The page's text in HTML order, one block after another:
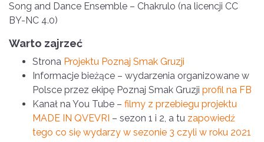
Song and Dance Ensemble – Chakrulo (na licencji CC
BY-NC 4.0)
Warto zajrzeć
Strona Projektu Poznaj Smak Gruzji
Informacje bieżące – wydarzenia organizowane w
Polsce przez ekipę Poznaj Smak Gruzji profil na FB
Kanał na You Tube – filmy z przebiegu projektu
MADE IN QVEVRI – sezon 1 i 2, a tu zapowiedź
tego co się wydarzy w sezonie 3 czyli w roku 2021